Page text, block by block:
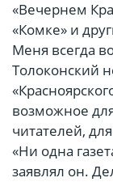
«Вечернем
«Комке» и
Меня всегда
Толоконский
возможное
читателей,
«Ни одна
заявлял он.